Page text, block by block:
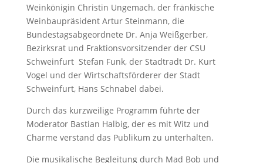
Weinkönigin Christin Ungemach, der fränkische
Weinbaupräsident Artur Steinmann, die
Bundestagsabgeordnete Dr. Anja Weißgerber,
Bezirksrat und Fraktionsvorsitzender der CSU
Schweinfurt Stefan Funk, der Stadtradt Dr. Kurt
Vogel und der Wirtschaftsförderer der Stadt
Schweinfurt, Hans Schnabel dabei.
Durch das kurzweilige Programm führte der
Moderator Bastian Halbig, der es mit Witz und
Charme verstand das Publikum zu unterhalten.
Die musikalische Begleitung durch Mad Bob und